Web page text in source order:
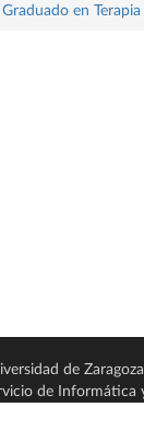
Graduado en
de Zaragoza
de Informática